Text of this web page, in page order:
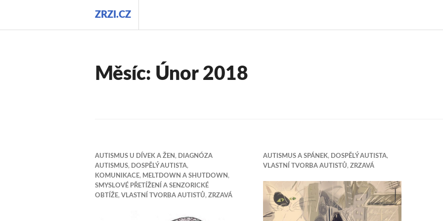
ZRZI.CZ
Měsíc: Únor 2018
AUTISMUS U DÍVEK A ŽEN , DIAGNÓZA
AUTISMUS, DOSPĚLÝ AUTISTA,
KOMUNIKACE, MELTDOWN A SHUTDOWN ,
SMYSLOVÉ PŘETÍŽENÍ A SENZORICKÉ
OBTÍŽE, VLASTNÍ TVORBA AUTISTŮ, ZRZAVÁ
AUTISMUS A SPÁNEK, DOSPĚLÝ AUTISTA,
VLASTNÍ TVORBA AUTISTŮ, ZRZAVÁ